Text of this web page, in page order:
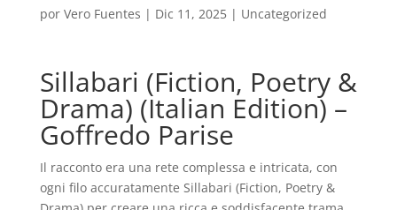
por Vero Fuentes | Dic 11, 2025| Uncategorized
Sillabari (Fiction, Poetry &
Drama) (Italian Edition) –
Goffredo Parise
Il racconto era una rete complessa e intricata, con
ogni filo accuratamente Sillabari (Fiction, Poetry &